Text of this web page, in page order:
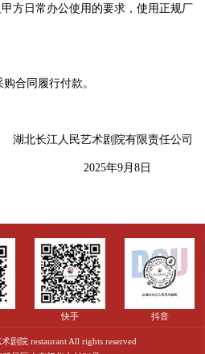
方日常办公使用的要求，使用正规厂
合同履行付款。
湖北长江人民艺术剧院有限责任公司
2025年9月8日
快手 抖音
剧院 restaurant All rights reserved